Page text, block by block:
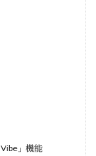
」機能